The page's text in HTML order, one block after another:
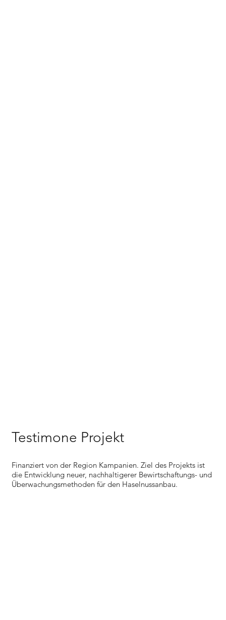
Testimone Projekt
Finanziert von der Region Kampanien. Ziel des Projekts ist
die Entwicklung neuer, nachhaltigerer Bewirtschaftungs- und
Überwachungsmethoden für den Haselnussanbau.